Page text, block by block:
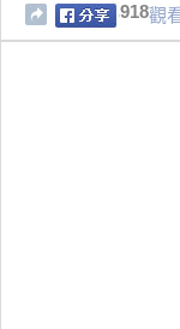
918觀